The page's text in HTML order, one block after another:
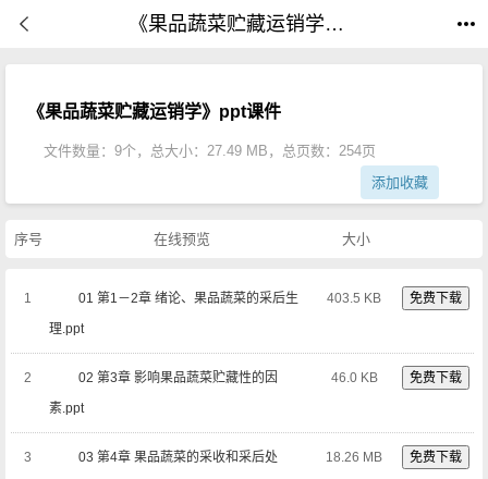
《果品蔬菜贮藏运销学》完整教学课件(全套共9个文件254页)|PPT课件下载
《果品蔬菜贮藏运销学》ppt课件
文件数量：9个，总大小：27.49 MB，总页数：254页
添加收藏
序号 在线预览 大小
1
01 第1－2章 绪论、果品蔬菜的采后生
理.ppt
403.5 KB 免费下载
2
02 第3章 影响果品蔬菜贮藏性的因
素.ppt
46.0 KB 免费下载
3
03 第4章 果品蔬菜的采收和采后处
18.26 MB 免费下载